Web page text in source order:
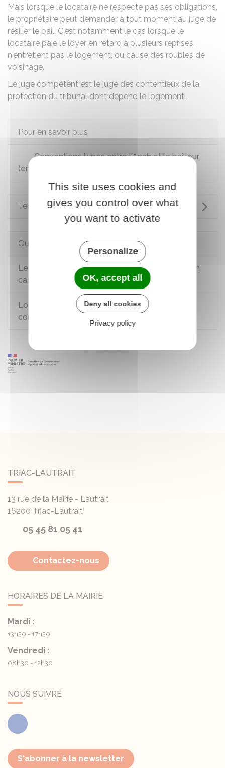
Mais lorsque le locataire ne respecte pas ses obligations,
le propriétaire peut demander à tout moment au juge de
résilier le bail. C'est notamment le cas lorsque le
locataire paie le loyer en retard à plusieurs reprises,
n'entretient pas le logement, ou cause des roubles de
voisinage.
Le juge compétent est le juge des contentieux de la
protection du tribunal dont dépend le logement.
Pour en savoir plus
Conventions types entre l'Anah et le bailleur
(en annexe du décret)
Textes de référence
Questions ? Réponses !
Le propriétaire choisit-il librement le locataire en
cas de convention Anah ?
Logement à louer : dans quel cas signer une
convention avec l'Anah ?
TRIAC-LAUTRAIT
13 rue de la Mairie - Lautrait
16200 Triac-Lautrait
05 45 81 05 41
Contactez-nous
HORAIRES DE LA MAIRIE
Mardi :
13h30 - 17h30
Vendredi :
08h30 - 12h30
NOUS SUIVRE
Facebook
S'abonner à la newsletter
This site uses cookies and
gives you control over what
you want to activate
Personalize
OK, accept all
Deny all cookies
Privacy policy